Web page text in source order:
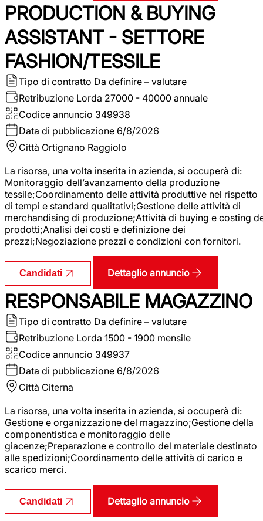
PRODUCTION & BUYING
ASSISTANT - SETTORE
FASHION/TESSILE
Tipo di contratto Da definire – valutare
Retribuzione Lorda 27000 - 40000 annuale
Codice annuncio 349938
Data di pubblicazione 6/8/2026
Città Ortignano Raggiolo
La risorsa, una volta inserita in azienda, si occuperà di:
Monitoraggio dell’avanzamento della produzione
tessile;Coordinamento delle attività produttive nel rispetto
di tempi e standard qualitativi;Gestione delle attività di
merchandising di produzione;Attività di buying e costing
prodotti;Analisi dei costi e definizione dei
prezzi;Negoziazione prezzi e condizioni con fornitori.
Candidati Dettaglio annuncio
RESPONSABILE MAGAZZINO
Tipo di contratto Da definire – valutare
Retribuzione Lorda 1500 - 1900 mensile
Codice annuncio 349937
Data di pubblicazione 6/8/2026
Città Citerna
La risorsa, una volta inserita in azienda, si occuperà di:
Gestione e organizzazione del magazzino;Gestione della
componentistica e monitoraggio delle
giacenze;Preparazione e controllo del materiale destinato
alle spedizioni;Coordinamento delle attività di carico e
scarico merci.
Candidati Dettaglio annuncio